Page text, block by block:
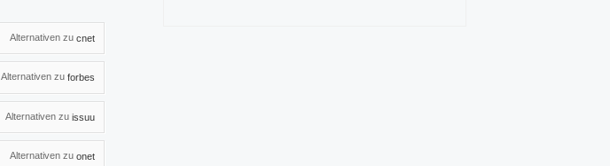
Alternativen zu cnet
Alternativen zu forbes
Alternativen zu issuu
Alternativen zu onet